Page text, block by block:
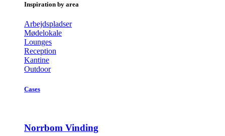
Inspiration by area
Arbejdspladser
Mødelokale
Lounges
Reception
Kantine
Outdoor
Cases
Norrbom Vinding